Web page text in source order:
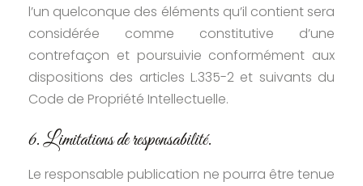
l’un quelconque des éléments qu’il contient sera
considérée comme constitutive d’une
contrefaçon et poursuivie conformément aux
dispositions des articles L.335-2 et suivants du
Code de Propriété Intellectuelle.
6. Limitations de responsabilité.
Le responsable publication ne pourra être tenue